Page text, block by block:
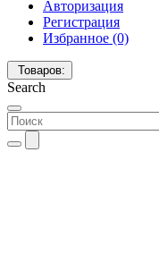
Авторизация
Регистрация
Избранное (0)
Товаров:
Search